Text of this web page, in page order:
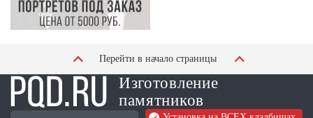
Перейти в начало страницы
Изготовление
памятников